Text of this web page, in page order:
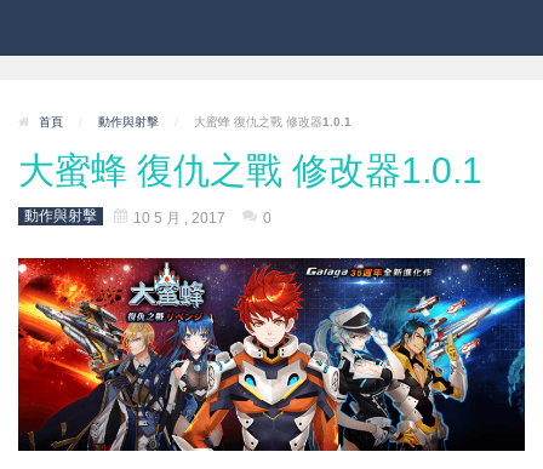
首頁 / 動作與射擊 / 大蜜蜂 復仇之戰 修改器1.0.1
大蜜蜂 復仇之戰 修改器1.0.1
動作與射擊 10 5 月 , 2017 0